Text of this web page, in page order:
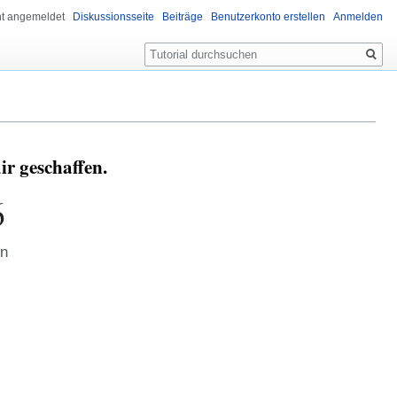
geschaffen.
angemeldet Diskussionsseite Beiträge Benutzerkonto erstellen Anmelden
Suche